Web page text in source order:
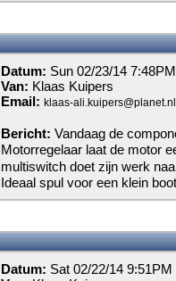
Datum: Sun 02/23/14 7:48PM
Van: Klaas Kuipers
Email: klaas-ali.kuipers@planet.nl
Bericht: Vandaag de
Motorregelaar laat de motor
multiswitch doet zijn werk
Ideaal spul voor een klein
Datum: Sat 02/22/14 9:51PM